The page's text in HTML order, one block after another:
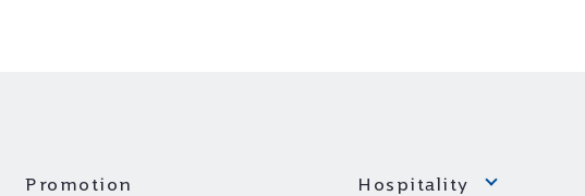
Promotion Hospitality